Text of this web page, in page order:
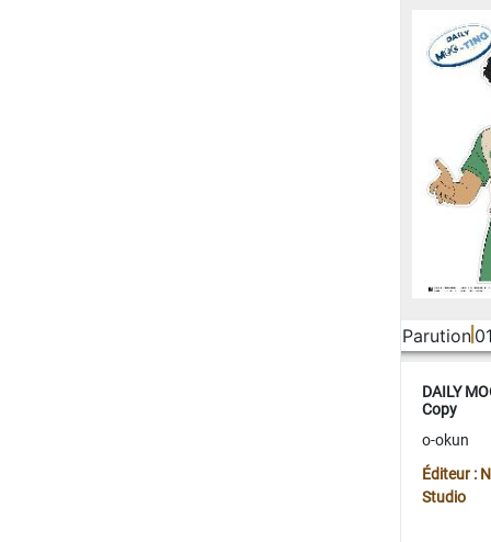
Parution
DAILY
Copy
o-okun
Éditeur :
Studio